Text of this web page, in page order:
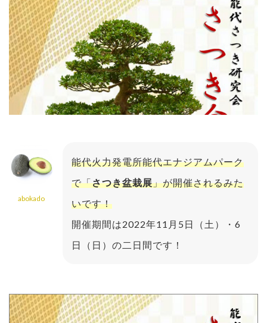
abokado
能代火力発電所能代エナジアムパーク
で「さつき盆栽展」が開催されるみた
いです！
開催期間は2022年11月5日（土）・6
日（日）の二日間です！